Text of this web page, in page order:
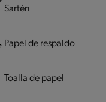
Sartén
Papel de respaldo
Toalla de papel